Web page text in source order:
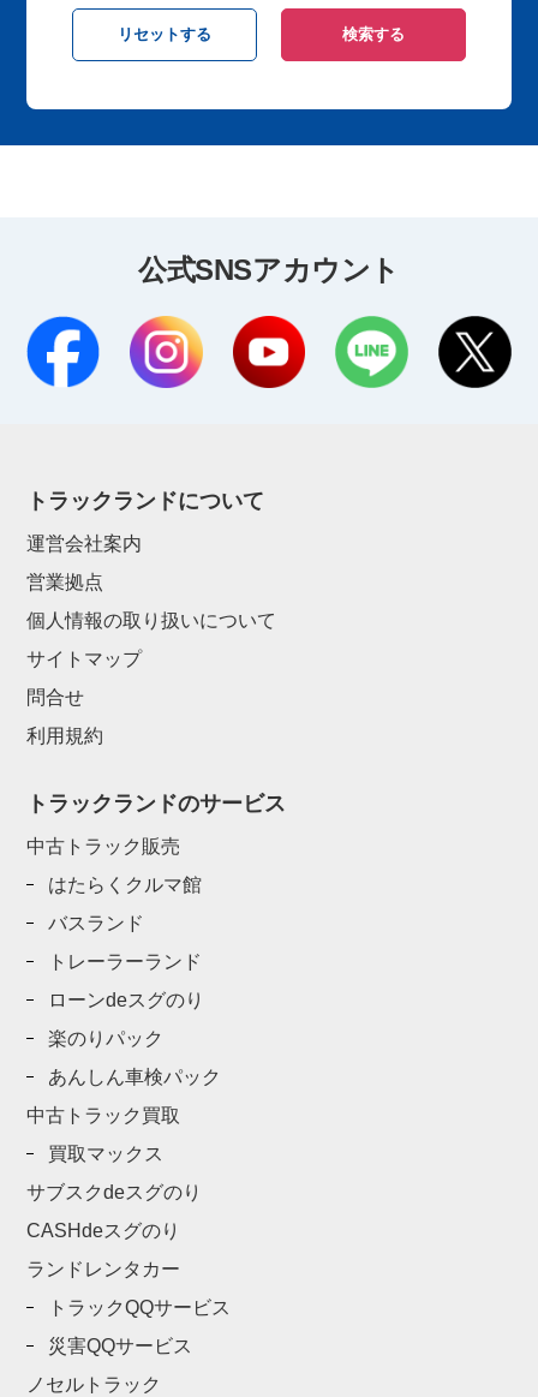
公式SNSアカウント
トラックランドについて
運営会社案内
営業拠点
個人情報の取り扱いについて
サイトマップ
問合せ
利用規約
トラックランドのサービス
中古トラック販売
はたらくクルマ館
バスランド
トレーラーランド
ローンdeスグのり
楽のりパック
あんしん車検パック
中古トラック買取
買取マックス
サブスクdeスグのり
CASHdeスグのり
ランドレンタカー
トラックQQサービス
災害QQサービス
ノセルトラック